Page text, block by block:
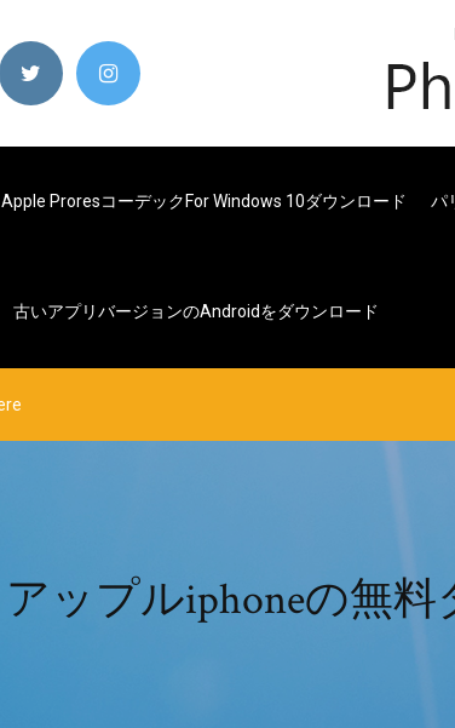
Apple Proresコーデックfor Windows 10ダウンロード パ
古いアプリバージョンのAndroidをダウンロード
アップルiphoneの無料